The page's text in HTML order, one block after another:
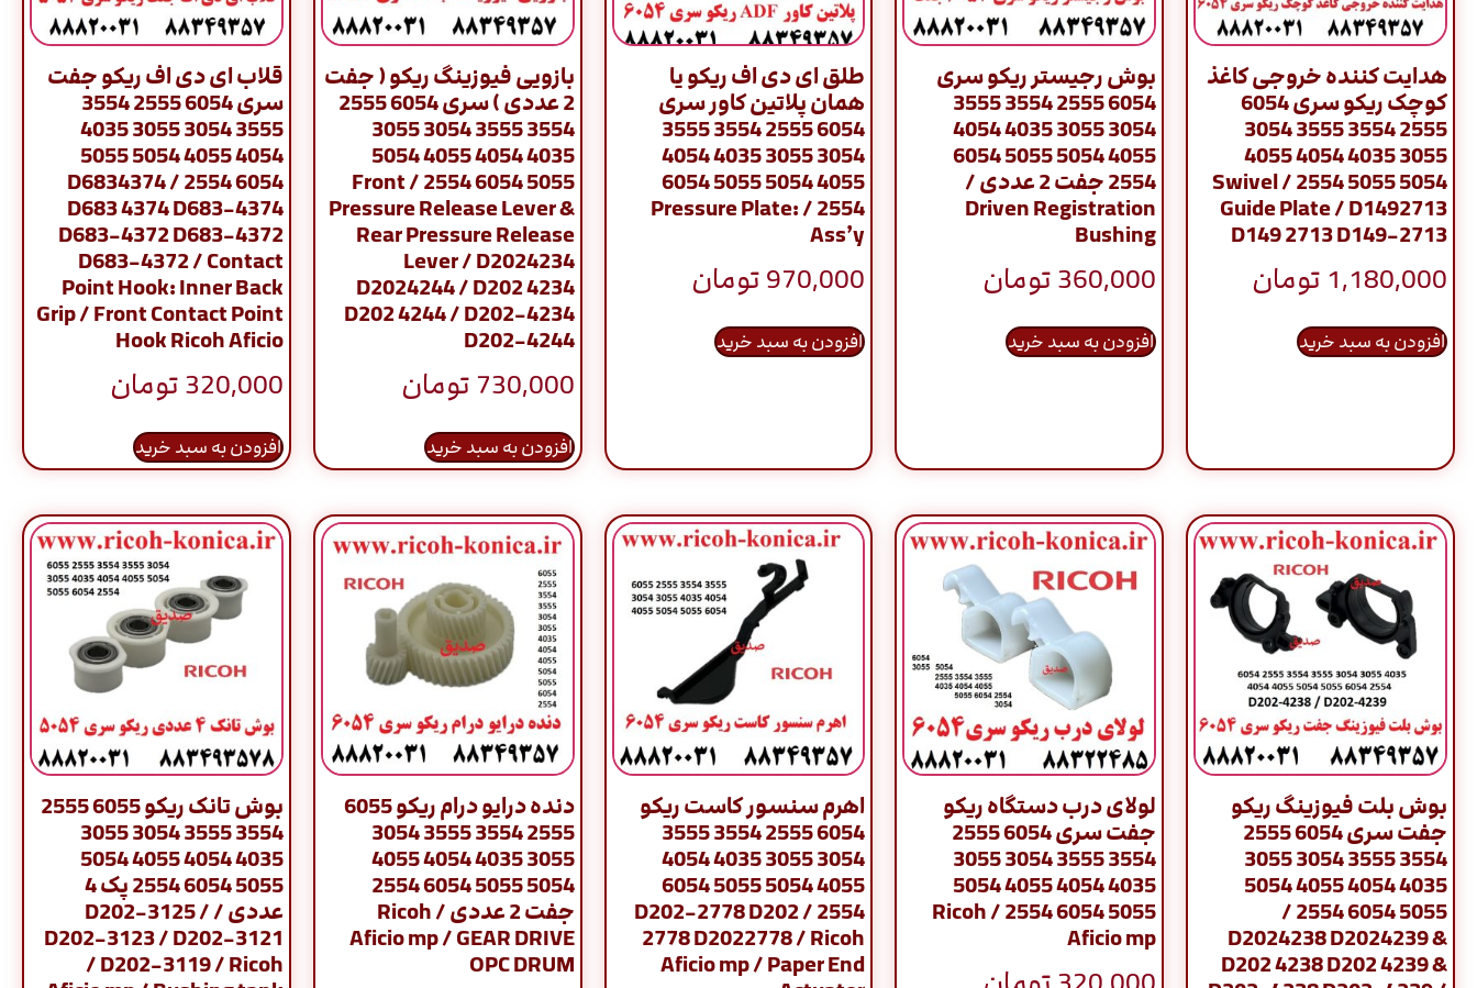
هدایت کننده خروجی کاغذ
کوچک ریکو سری 6054
2555 3554 3555 3054
3055 4035 4054 4055
5054 5055 2554 / Swivel
Guide Plate / D1492713
D149 2713 D149-2713
1,180,000 تومان
افزودن به سبد خرید
بوش رجیستر ریکو سری
6054 2555 3554 3555
3054 3055 4035 4054
4055 5054 5055 6054
2554 جفت 2 عددی /
Driven Registration
Bushing
360,000تومان
افزودن به سبد خرید
طلق ای دی اف ریکو یا
همان پلاتین کاور سری
6054 2555 3554 3555
3054 3055 4035 4054
4055 5054 5055 6054
2554 / Pressure Plate:
Ass’y
970,000تومان
افزودن به سبد خرید
بازویی فیوزینگ ریکو ( جفت
2 عددی ) سری 6054 2555
3554 3555 3054 3055
4035 4054 4055 5054
5055 6054 2554 / Front
Pressure Release Lever &
Rear Pressure Release
Lever / D2024234
D2024244 / D202 4234
D202 4244 / D202-4234
D202-4244
730,000 تومان
افزودن به سبد خرید
قلاب ای دی اف ریکو جفت
سری 6054 2555 3554
3555 3054 3055 4035
4054 4055 5054 5055
6054 2554 / D6834374
D683 4374 D683-4374
D683-4372 D683-4372
D683-4372 / Contact
Point Hook: Inner Back
Grip / Front Contact Point
Hook Ricoh Aficio
320,000تومان
افزودن به سبد خرید
بوش بلت فیوزینگ ریکو
جفت سری 6054 2555
3554 3555 3054 3055
4035 4054 4055 5054
5055 6054 2554 /
D2024238 D2024239 &
D202 4238 D202 4239 &
لولای درب دستگاه ریکو
جفت سری 6054 2555
3554 3555 3054 3055
4035 4054 4055 5054
5055 6054 2554 / Ricoh
Aficio mp
اهرم سنسور کاست ریکو
6054 2555 3554 3555
3054 3055 4035 4054
4055 5054 5055 6054
2554 / D202-2778 D202
2778 D2022778 / Ricoh
Aficio mp / Paper End
دنده درایو درام ریکو 6055
2555 3554 3555 3054
3055 4035 4054 4055
5054 5055 6054 2554
جفت 2 عددی / Ricoh
Aficio mp / GEAR DRIVE
OPC DRUM
بوش تانک ریکو 6055 2555
3554 3555 3054 3055
4035 4054 4055 5054
5055 6054 2554 پک 4
عددی / D202-3125 /
D202-3123 / D202-3121
/ D202-3119 / Ricoh